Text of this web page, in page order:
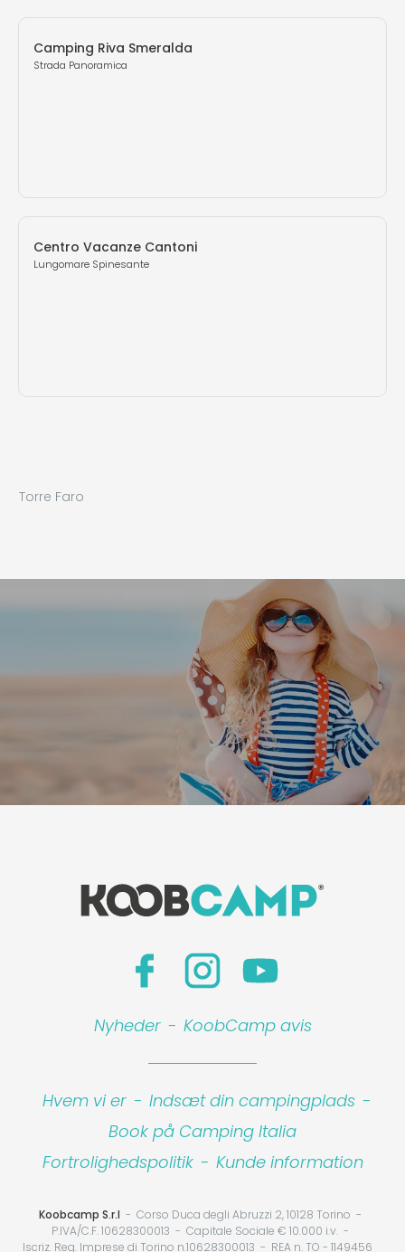
Camping Riva Smeralda
Strada Panoramica
Centro Vacanze Cantoni
Lungomare Spinesante
Torre Faro
Nyheder - KoobCamp avis
Hvem vi er - Indsæt din campingplads -
Book på Camping Italia
Fortrolighedspolitik - Kunde information
Koobcamp S.r.l
Corso Duca degli Abruzzi 2, 10128 Torino
P.IVA/C.F. 10628300013
Capitale Sociale € 10.000 i.v.
Iscriz. Reg. Imprese di Torino n.10628300013
REA n. TO - 1149456